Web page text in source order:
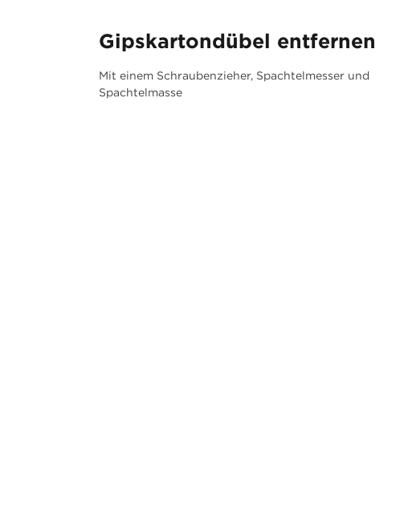
Gipskartondübel entfernen
Mit einem Schraubenzieher, Spachtelmesser und
Spachtelmasse